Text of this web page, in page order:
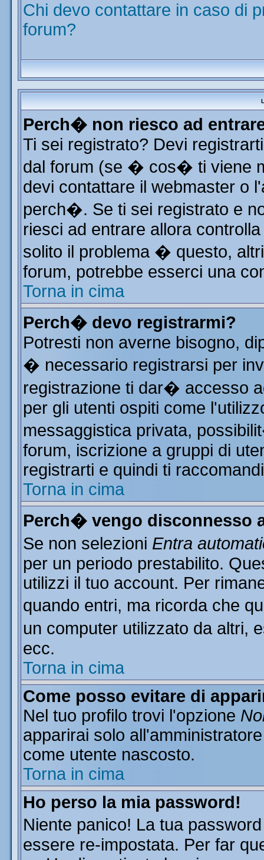
Chi devo contattare in caso di
forum?
Perch� non riesco ad
Ti sei registrato? Devi
dal forum (se � cos� ti viene
devi contattare il webmaster o
perch�. Se ti sei registrato e
riesci ad entrare allora
solito il problema � questo,
forum, potrebbe esserci una
Torna in cima
Perch� devo registrarmi?
Potresti non averne bisogno,
� necessario registrarsi per
registrazione ti dar� accesso
per gli utenti ospiti come
messaggistica privata,
forum, iscrizione a gruppi di
registrarti e quindi ti
Torna in cima
Perch� vengo disconnesso
Se non selezioni Entra
per un periodo prestabilito.
utilizzi il tuo account. Per
quando entri, ma ricorda che
un computer utilizzato da
ecc.
Torna in cima
Come posso evitare di
Nel tuo profilo trovi l'opzione
apparirai solo
come utente nascosto.
Torna in cima
Ho perso la mia password!
Niente panico! La tua
essere re-impostata. Per far